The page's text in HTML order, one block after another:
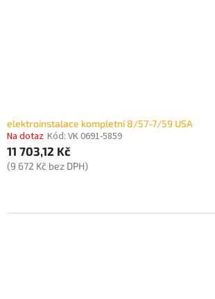
elektroinstalace kompletní 8/57-7/59 USA
Na dotaz Kód: VK 0691-5859
11 703,12 Kč
(9 672 Kč bez DPH)